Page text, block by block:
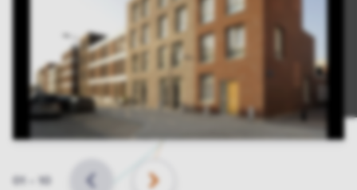
Slide
VORIGE VOLGENDE